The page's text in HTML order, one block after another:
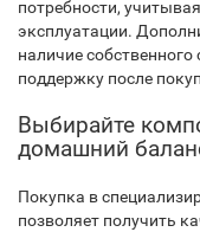
потребности,
эксплуатации.
наличие
поддержку после
Выбирайте
домашний
Покупка в
позволяет получить